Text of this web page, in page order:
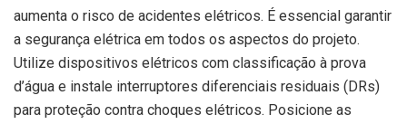
aumenta o risco de acidentes elétricos. É essencial garantir
a segurança elétrica em todos os aspectos do projeto.
Utilize dispositivos elétricos com classificação à prova
d’água e instale interruptores diferenciais residuais (DRs)
para proteção contra choques elétricos. Posicione as